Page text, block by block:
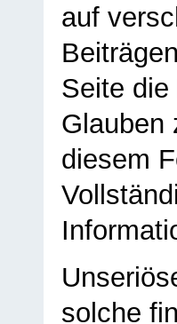
auf
Seite
Glauben
diesem
solche